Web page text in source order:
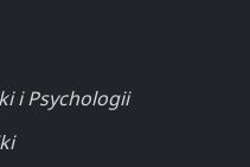
i Psychologii